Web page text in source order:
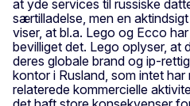
at yde services til russiske
særtilladelse, men en
viser, at bl.a. Lego og Ecco
bevilliget det. Lego oplyser, at
deres globale brand og ip-
kontor i Rusland, som intet
relaterede kommercielle